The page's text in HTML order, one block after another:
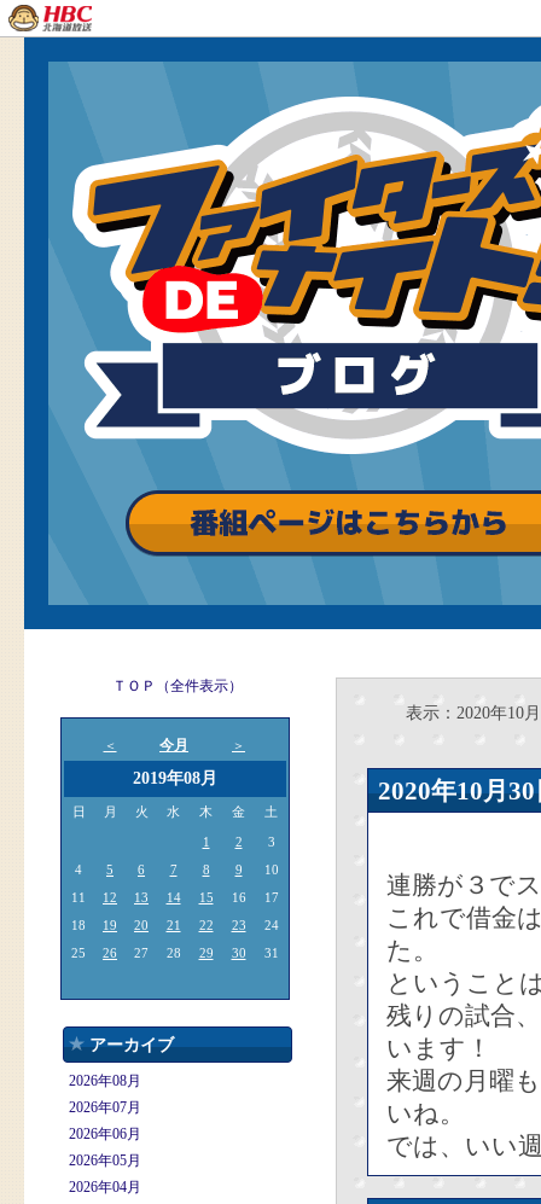
ＴＯＰ（全件表示）
＜ 今月 ＞
2019年08月
日 月 火 水 木 金 土
1 2
3
4
5 6 7 8 9
10
11
12 13 14 15 16
17
18
19 20 21 22 23
24
25
26 27 28 29 30 31
アーカイブ
2026年08月
2026年07月
2026年06月
2026年05月
2026年04月
表示：2020年10月
2020年10
連勝が３で
これで借金
た。
ということ
残りの試合
います！
来週の月曜
いね。
では、いい